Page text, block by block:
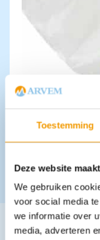
Toestemming
Deze website
We gebruiken
voor social media
we informatie over
media, adverteren